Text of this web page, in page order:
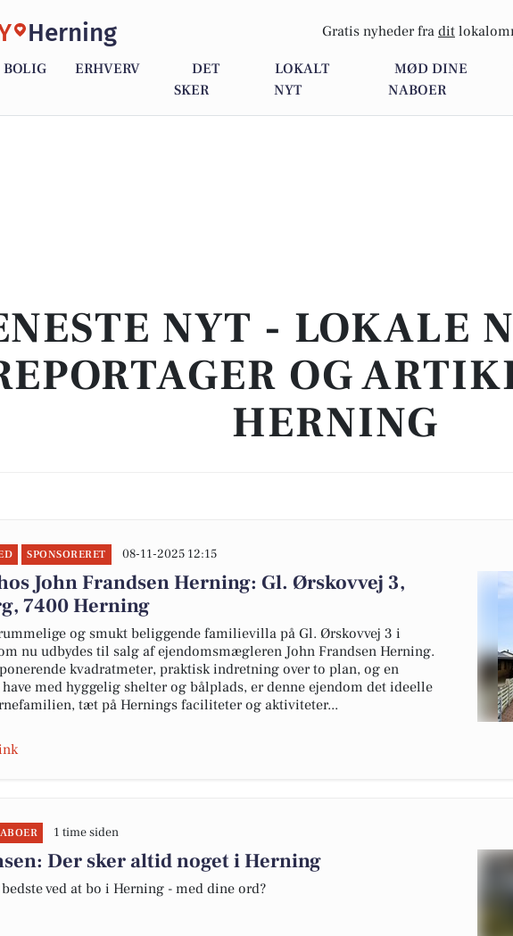
Herning Gratis nyheder fra dit
BOLIG ERHVERV
DET
SKER
LOKALT
NYT
MØD DINE
NABOER
NYT - LOKALE
OG
HERNING
SPONSORERET 08-11-2025 12:15
John Frandsen Herning: Gl. Ørskovvej 3,
7400 Herning
og smukt beliggende familievilla på Gl. Ørskovvej 3 i
nu udbydes til salg af ejendomsmægleren John Frandsen Herning.
kvadratmeter, praktisk indretning over to plan, og en
med hyggelig shelter og bålplads, er denne ejendom det ideelle
tæt på Hernings faciliteter og aktiviteter...
1 time siden
Der sker altid noget i Herning
ved at bo i Herning - med dine ord?